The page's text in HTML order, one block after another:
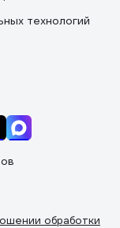
технологий
обработки